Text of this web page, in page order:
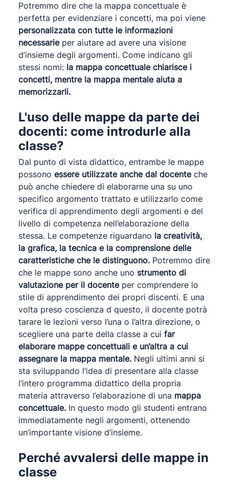
Potremmo dire che la mappa concettuale è
perfetta per evidenziare i concetti, ma poi viene
personalizzata con tutte le informazioni
necessarieper aiutare ad avere una visione
d’insieme degli argomenti. Come indicano gli
stessi nomi: la mappa concettuale chiarisce i
concetti, mentre la mappa mentale aiuta a
memorizzarli.
L'uso delle mappe da parte dei
docenti: come introdurle alla
classe?
Dal punto di vista didattico, entrambe le mappe
possono essere utilizzate anche dal docenteche
può anche chiedere di elaborarne una su uno
specifico argomento trattato e utilizzarlo come
verifica di apprendimento degli argomenti e del
livello di competenza nell’elaborazione della
stessa. Le competenze riguardano la creatività,
la grafica, la tecnica e la comprensione delle
caratteristiche che le distinguono. Potremmo dire
che le mappe sono anche uno strumento di
valutazione per il docenteper comprendere lo
stile di apprendimento dei propri discenti. E una
volta preso coscienza d questo, il docente potrà
tarare le lezioni verso l’una o l’altra direzione, o
scegliere una parte della classe a cui far
elaborare mappe concettuali e un’altra a cui
assegnare la mappa mentale. Negli ultimi anni si
sta sviluppando l’idea di presentare alla classe
l’intero programma didattico della propria
materia attraverso l’elaborazione di una mappa
concettuale. In questo modo gli studenti entrano
immediatamente negli argomenti, ottenendo
un’importante visione d’insieme.
Perché avvalersi delle mappe in
classe